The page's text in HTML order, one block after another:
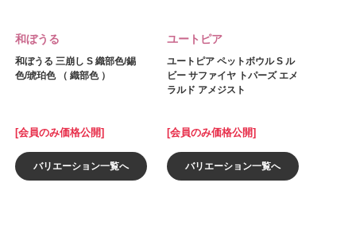
和ぼうる
和ぼうる 三崩し S 織部色/錫
色/琥珀色 （ 織部色 ）
[会員のみ価格公開]
バリエーション一覧へ
ユートピア
ユートピア ペットボウル S ル
ビー サファイヤ トパーズ エメ
ラルド アメジスト
[会員のみ価格公開]
バリエーション一覧へ